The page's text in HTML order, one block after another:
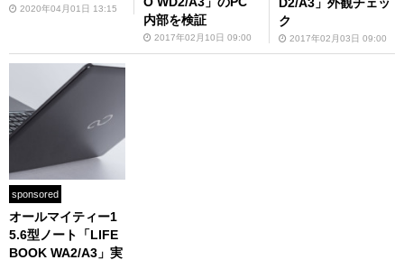
2020年04月01日 13:15
内部を検証
2017年02月10日 09:00
ク
2017年02月03日 09:00
sponsored
オールマイティー1
5.6型ノート「LIFE
BOOK WA2/A3」実